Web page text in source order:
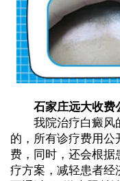
石家庄远大收费
我院治疗白癜风
的，所有诊疗费用
费，同时，还会根
疗方案，减轻患者经